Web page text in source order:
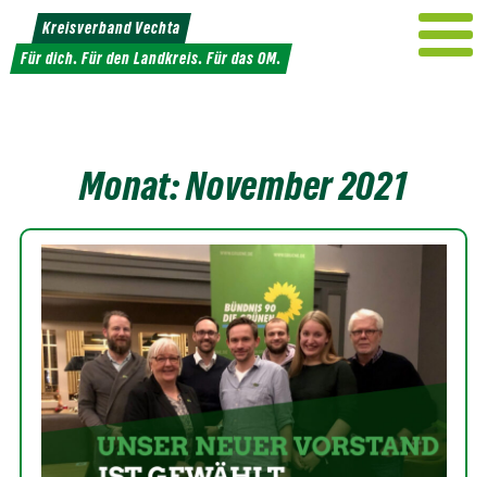
Weiter
zum
Inhalt
Kreisverband Vechta
Für dich. Für den Landkreis. Für das OM.
Monat:November 2021